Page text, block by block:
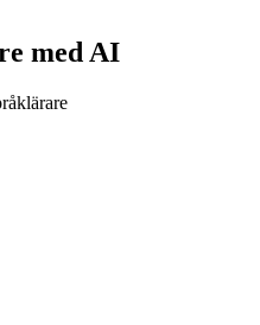
med AI